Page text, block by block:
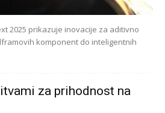
2025 prikazuje inovacije za aditivno
komponent do inteligentnih
za prihodnost na